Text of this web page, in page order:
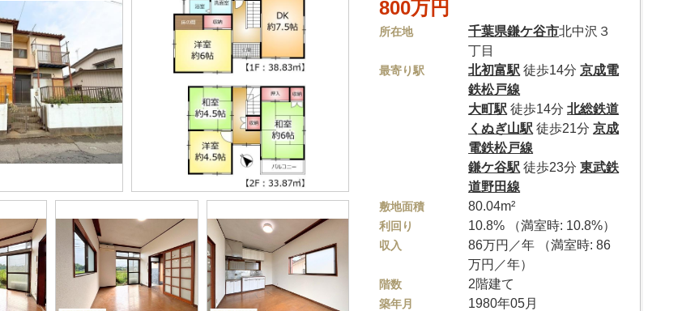
800万円
所在地 千葉県鎌ケ谷市北中沢３
丁目
最寄り駅 北初富駅 徒歩14分京成電
鉄松戸線
大町駅 徒歩14分北総鉄道
くぬぎ山駅 徒歩21分京成
電鉄松戸線
鎌ケ谷駅 徒歩23分東武鉄
道野田線
敷地面積 80.04m²
利回り 10.8% （満室時: 10.8%）
収入
86万円／年 （満室時: 86
万円／年）
階数 2階建て
築年月 1980年05月